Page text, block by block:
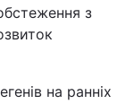
з
на ранніх